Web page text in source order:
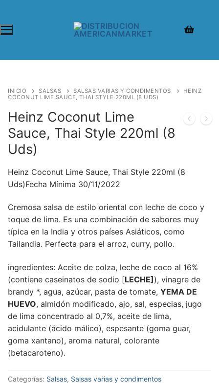
INICIO SALSAS SALSAS VARIAS Y CONDIMENTOS
HEINZ
COCONUT LIME SAUCE, THAI STYLE 220ML (8 UDS)
Heinz Coconut Lime
Sauce, Thai Style 220ml (8
Uds)
Heinz Coconut Lime Sauce, Thai Style 220ml (8
Uds)Fecha Mínima 30/11/2022
Cremosa salsa de estilo oriental con leche de coco y
toque de lima. Es una combinación de sabores muy
típica en la India y otros países Asiáticos, como
Tailandia. Perfecta para el arroz, curry, pollo.
ingredientes: Aceite de colza, leche de coco al 16%
(contiene caseinatos de sodio [LECHE] ), vinagre de
brandy *, agua, azúcar, pasta de tomate, YEMA DE
HUEVO, almidón modificado, ajo, sal, especias, jugo
de lima concentrado al 0,7%, aceite de lima,
acidulante (ácido málico), espesante (goma guar,
goma xantano), aroma natural, colorante
(betacaroteno).
Categorías: Salsas, Salsas varias y condimentos